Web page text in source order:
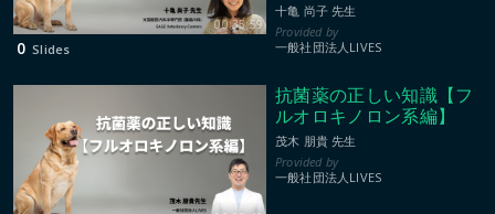
00:35:59
十亀 尚子 先生
一般社団法人LIVES
0 Slides
抗菌薬の正しい知識【フ
ルオロキノロン系編】
茂木 朋貴 先生
一般社団法人LIVES